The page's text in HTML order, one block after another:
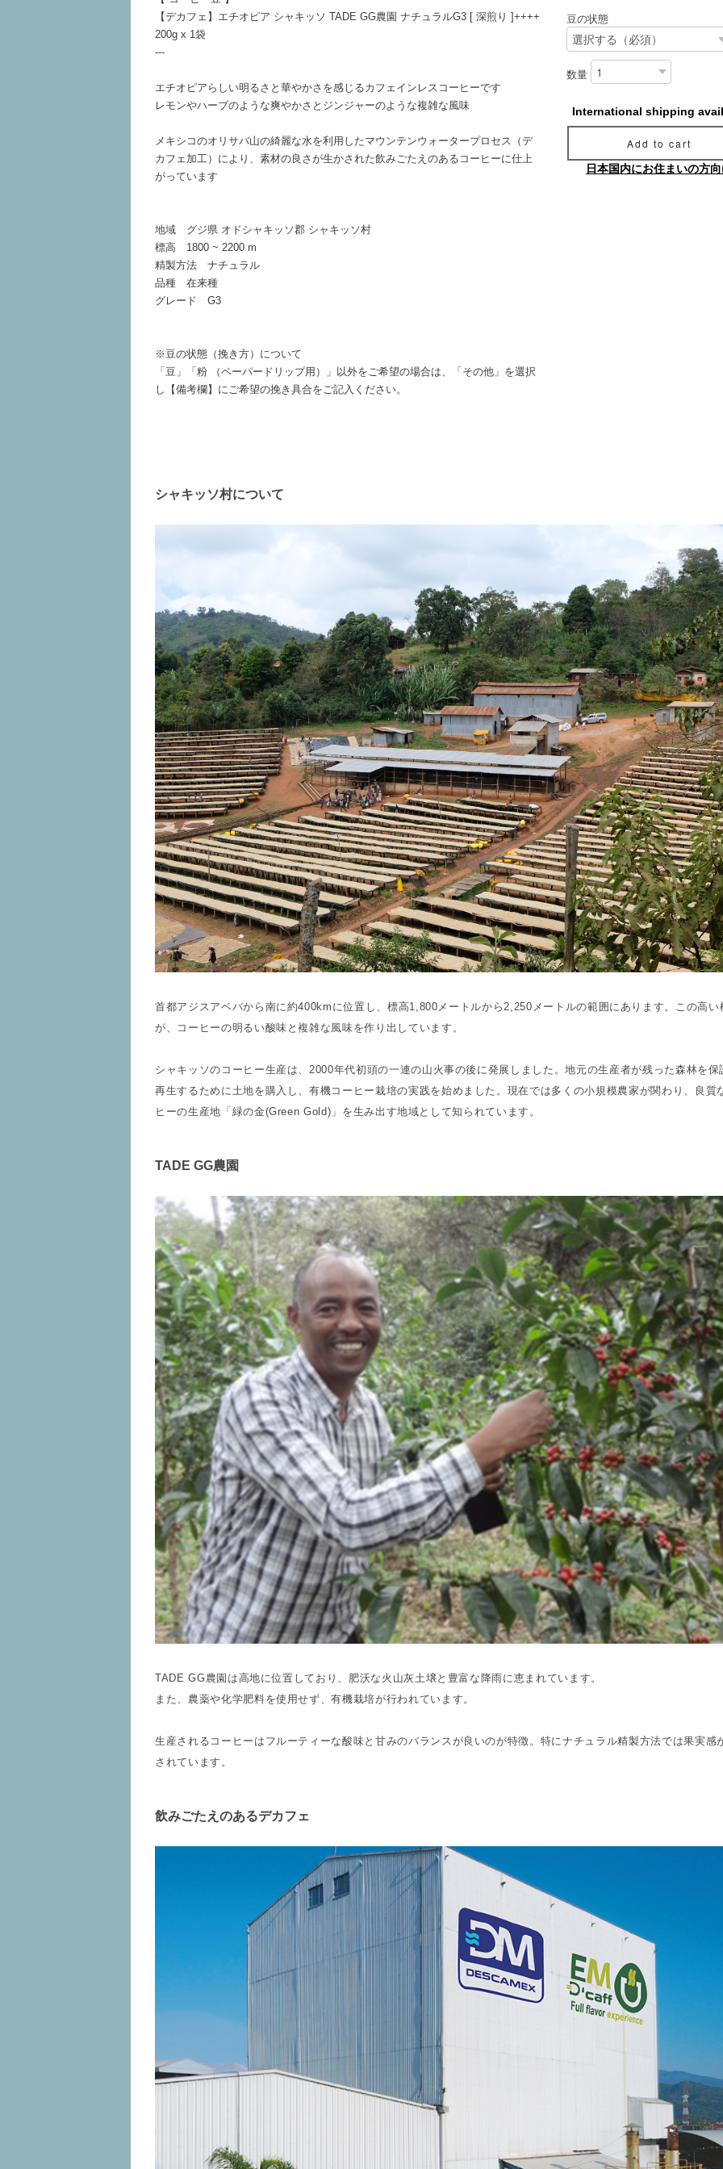
【デカフェ】エチオピア シャキッソ TADE GG農園 ナチュラルG3 [ 深煎り ]++++
200g x 1袋
---
エチオピアらしい明るさと華やかさを感じるカフェインレスコーヒーです
レモンやハーブのような爽やかさとジンジャーのような複雑な風味
メキシコのオリサバ山の綺麗な水を利用したマウンテンウォータープロセス（デ
カフェ加工）により、素材の良さが生かされた飲みごたえのあるコーヒーに仕上
がっています
地域 グジ県 オドシャキッソ郡 シャキッソ村
標高 1800 ~ 2200 m
精製方法 ナチュラル
品種 在来種
グレード G3
※豆の状態（挽き方）について
「豆」「粉 （ペーパードリップ用）」以外をご希望の場合は、「その他」を選択
し【備考欄】にご希望の挽き具合をご記入ください。
豆の状態
数量
International shipping
Add to cart
日本国内にお住まいの方
シャキッソ村について
首都アジスアベバから南に約400kmに位置し、標高1,800メートルから2,250メートルの範囲にあります。この高い
が、コーヒーの明るい酸味と複雑な風味を作り出しています。
シャキッソのコーヒー生産は、2000年代初頭の一連の山火事の後に発展しました。地元の生産者が残った森林を保
再生するために土地を購入し、有機コーヒー栽培の実践を始めました。現在では多くの小規模農家が関わり、良質
ヒーの生産地「緑の金(Green Gold)」を生み出す地域として知られています。
TADE GG農園
TADE GG農園は高地に位置しており、肥沃な火山灰土壌と豊富な降雨に恵まれています。
また、農薬や化学肥料を使用せず、有機栽培が行われています。
生産されるコーヒーはフルーティーな酸味と甘みのバランスが良いのが特徴。特にナチュラル精製方法では果実感
されています。
飲みごたえのあるデカフェ